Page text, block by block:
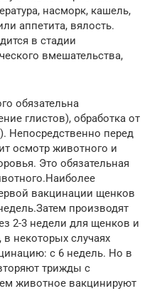
насморк, кашель,
аппетита, вялость.
в стадии
вмешательства,
обязательна
глистов), обработка от
Непосредственно перед
осмотр животного и
Это обязательная
вакцинации щенков
производят
2-3 недели для щенков и
некоторых случаях
с 6 недель. Но в
трижды с
животное вакцинируют